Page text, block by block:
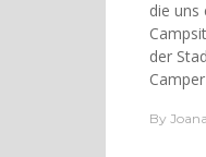
die uns
der
By Joana